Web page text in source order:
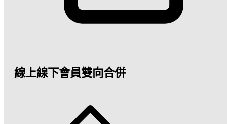
線上線下會員雙向合併